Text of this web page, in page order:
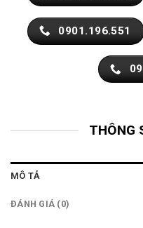
0901.196.551
THÔNG
MÔ TẢ
ĐÁNH GIÁ (0)